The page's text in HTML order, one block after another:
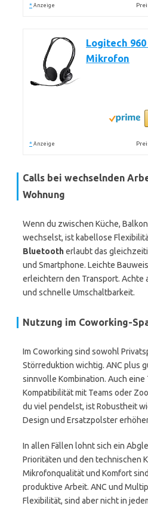
* Anzeige
Logitech
Mikrofon
* Anzeige
Calls bei wechselnden
Wohnung
Wenn du zwischen Küche,
wechselst, ist kabellose
Bluetootherlaubt das
und Smartphone. Leichte
erleichtern den Transport. Achte
und schnelle Umschaltbarkeit.
Nutzung im Coworking-
Im Coworking sind sowohl
Störreduktion wichtig. ANC plus
sinnvolle Kombination. Auch
Kompatibilität mit Teams oder
du viel pendelst, ist Robustheit
Design und Ersatzpolster
In allen Fällen lohnt sich ein
Prioritäten und den technischen
Mikrofonqualität und Komfort
produktive Arbeit. ANC und
Flexibilität, sind aber nicht in